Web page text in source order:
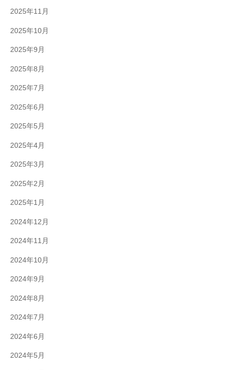
2025年11月
2025年10月
2025年9月
2025年8月
2025年7月
2025年6月
2025年5月
2025年4月
2025年3月
2025年2月
2025年1月
2024年12月
2024年11月
2024年10月
2024年9月
2024年8月
2024年7月
2024年6月
2024年5月